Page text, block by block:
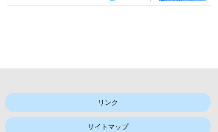
リンク
サイトマップ